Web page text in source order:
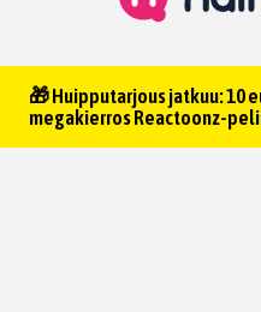
🎁 Huipputarjous jatkuu: 10
megakierros Reactoonz-